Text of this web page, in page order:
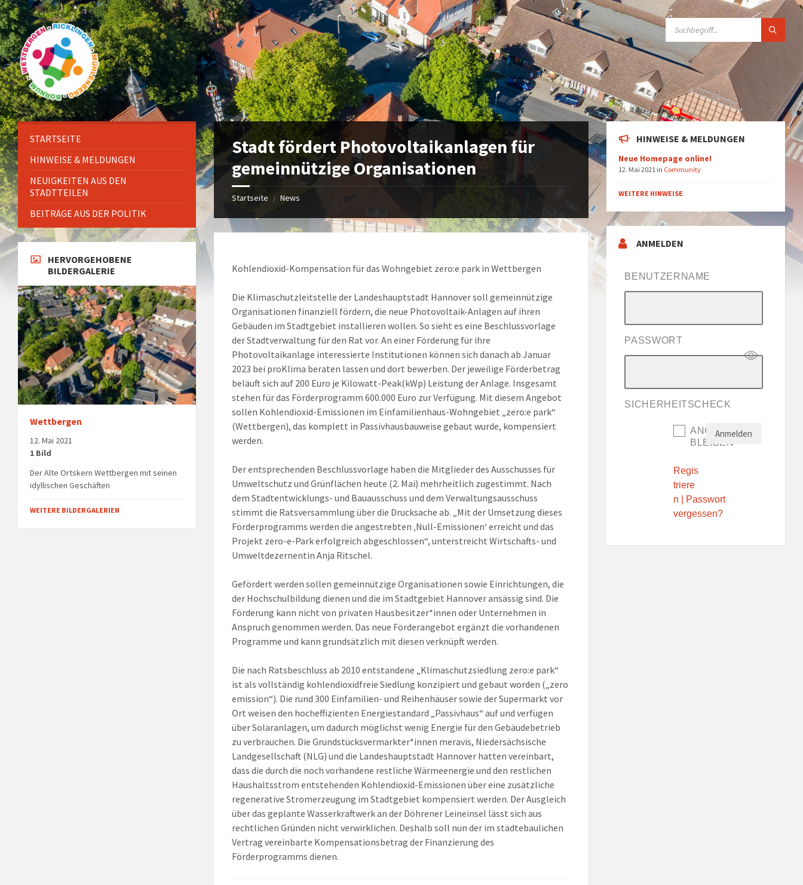
Zum
Inhalt
springen
Überspringen
auf
die
linke
Seitenleiste
Überspringen
auf
die
rechte
Seitenleiste
Zur
Fußzeile
springen
SUCHE:
Stadt fördert Photovoltaikanlagen für
gemeinnützige Organisationen
Startseite / News
Kohlendioxid-Kompensation für das Wohngebiet zero:e park in Wettbergen
Die Klimaschutzleitstelle der Landeshauptstadt Hannover soll gemeinnützige
Organisationen finanziell fördern, die neue Photovoltaik-Anlagen auf ihren
Gebäuden im Stadtgebiet installieren wollen. So sieht es eine Beschlussvorlage
der Stadtverwaltung für den Rat vor. An einer Förderung für ihre
Photovoltaikanlage interessierte Institutionen können sich danach ab Januar
2023 bei proKlima beraten lassen und dort bewerben. Der jeweilige Förderbetrag
beläuft sich auf 200 Euro je Kilowatt-Peak(kWp) Leistung der Anlage. Insgesamt
stehen für das Förderprogramm 600.000 Euro zur Verfügung. Mit diesem Angebot
sollen Kohlendioxid-Emissionen im Einfamilienhaus-Wohngebiet „zero:e park“
(Wettbergen), das komplett in Passivhausbauweise gebaut wurde, kompensiert
werden.
Der entsprechenden Beschlussvorlage haben die Mitglieder des Ausschusses für
Umweltschutz und Grünflächen heute (2. Mai) mehrheitlich zugestimmt. Nach
dem Stadtentwicklungs- und Bauausschuss und dem Verwaltungsausschuss
stimmt die Ratsversammlung über die Drucksache ab. „Mit der Umsetzung dieses
Förderprogramms werden die angestrebten ‚Null-Emissionen‘ erreicht und das
Projekt zero-e-Park erfolgreich abgeschlossen“, unterstreicht Wirtschafts- und
Umweltdezernentin Anja Ritschel.
Gefördert werden sollen gemeinnützige Organisationen sowie Einrichtungen, die
der Hochschulbildung dienen und die im Stadtgebiet Hannover ansässig sind. Die
Förderung kann nicht von privaten Hausbesitzer*innen oder Unternehmen in
Anspruch genommen werden. Das neue Förderangebot ergänzt die vorhandenen
Programme und kann grundsätzlich mit diesen verknüpft werden.
Die nach Ratsbeschluss ab 2010 entstandene „Klimaschutzsiedlung zero:e park“
ist als vollständig kohlendioxidfreie Siedlung konzipiert und gebaut worden („zero
emission“). Die rund 300 Einfamilien- und Reihenhäuser sowie der Supermarkt vor
Ort weisen den hocheffizienten Energiestandard „Passivhaus“ auf und verfügen
über Solaranlagen, um dadurch möglichst wenig Energie für den Gebäudebetrieb
zu verbrauchen. Die Grundstücksvermarkter*innen meravis, Niedersächsische
Landgesellschaft (NLG) und die Landeshauptstadt Hannover hatten vereinbart,
dass die durch die noch vorhandene restliche Wärmeenergie und den restlichen
Haushaltsstrom entstehenden Kohlendioxid-Emissionen über eine zusätzliche
regenerative Stromerzeugung im Stadtgebiet kompensiert werden. Der Ausgleich
über das geplante Wasserkraftwerk an der Döhrener Leineinsel lässt sich aus
rechtlichen Gründen nicht verwirklichen. Deshalb soll nun der im städtebaulichen
Vertrag vereinbarte Kompensationsbetrag der Finanzierung des
Förderprogramms dienen.
STARTSEITE
HINWEISE & MELDUNGEN
NEUIGKEITEN AUS DEN
STADTTEILEN
BEITRÄGE AUS DER POLITIK
HERVORGEHOBENE
BILDERGALERIE
Wettbergen
12. Mai 2021
1 Bild
Der Alte Ortskern Wettbergen mit seinen
idyllischen Geschäften
WEITERE BILDERGALERIEN
HINWEISE & MELDUNGEN
Neue Homepage online!
12. Mai 2021 in Community
WEITERE HINWEISE
ANMELDEN
BENUTZERNAME
PASSWORT
SICHERHEITSCHECK
ANGEMELDET
BLEIBEN
Regis
triere
n
Passwort
vergessen?